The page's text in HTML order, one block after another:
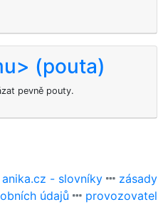
(pouta)
pevně pouty.
anika.cz - slovníky
zásady
údajů
provozovatel